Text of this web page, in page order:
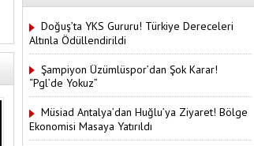
Doğuş’ta YKS Gururu! Türkiye Dereceleri
Altınla Ödüllendirildi
Şampiyon Üzümlüspor’dan Şok Karar!
“Pgl’de Yokuz”
Müsiad Antalya’dan Huğlu’ya Ziyaret! Bölge
Ekonomisi Masaya Yatırıldı